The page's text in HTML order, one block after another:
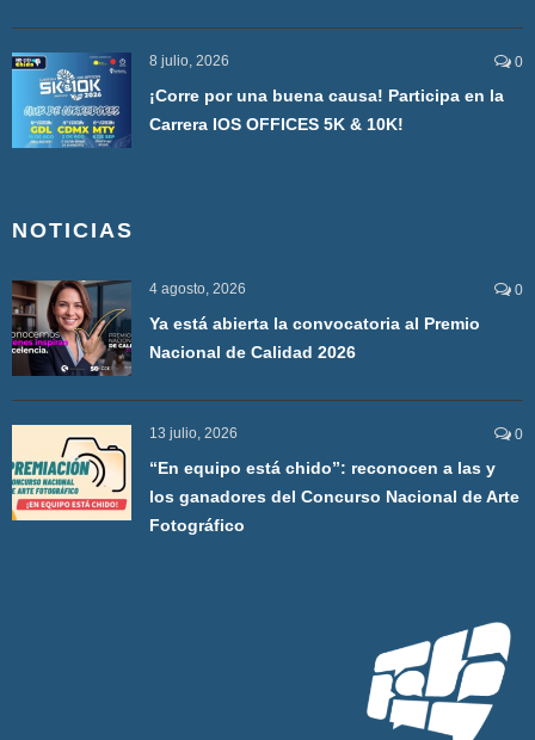
8 julio, 2026 0
¡Corre por una buena causa! Participa en la
Carrera IOS OFFICES 5K & 10K!
NOTICIAS
4 agosto, 2026 0
Ya está abierta la convocatoria al Premio
Nacional de Calidad 2026
13 julio, 2026 0
“En equipo está chido”: reconocen a las y
los ganadores del Concurso Nacional de Arte
Fotográfico